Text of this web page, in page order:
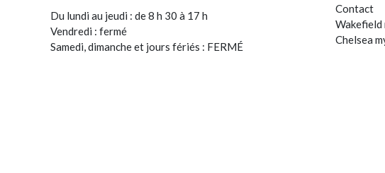
Du lundi au jeudi : de 8 h 30 à 17 h
Vendredi : fermé
Samedi, dimanche et jours fériés : FERMÉ
Contact
Wakefield
Chelsea